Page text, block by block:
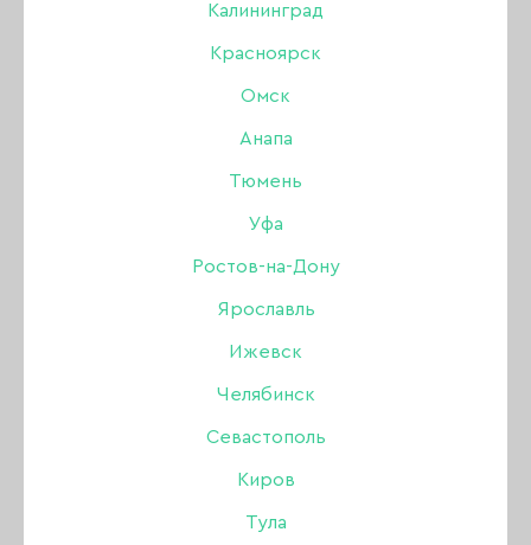
Калининград
Красноярск
Омск
Анапа
Тюмень
Уфа
Ростов-на-Дону
Ярославль
Ижевск
Челябинск
Севастополь
Киров
Тула
Гель Amokey
однофазный Aurora 01,